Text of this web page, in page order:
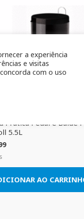
Prática Pedal e Balde
5.5L
AO
a experiência
e visitas
com o uso